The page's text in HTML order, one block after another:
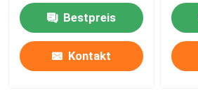
begrenzter
Sauerstoff-ISO4589-2
Bestpreis
Kontakt